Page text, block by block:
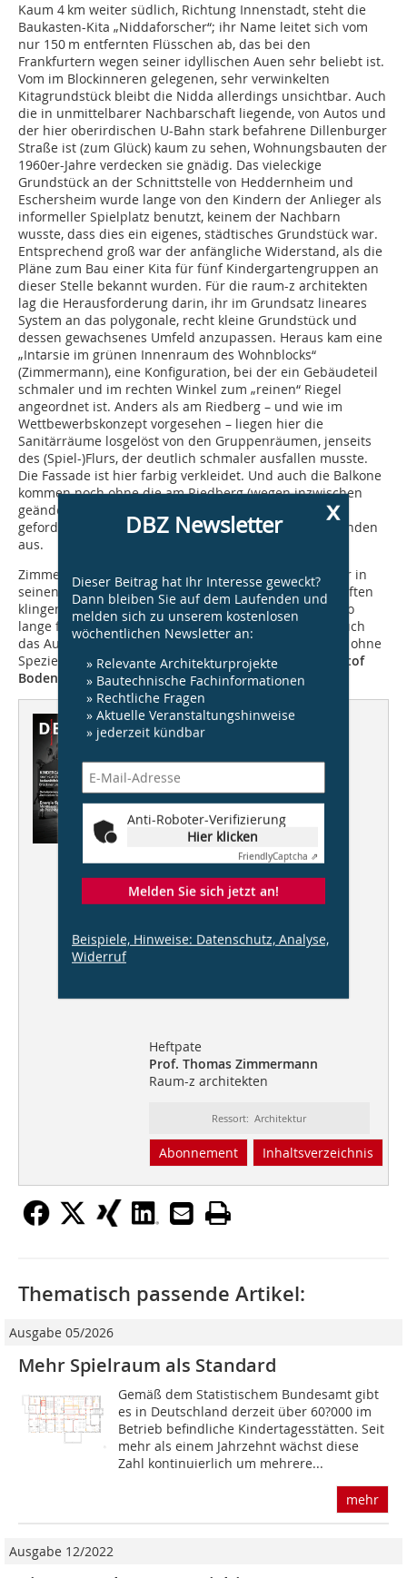
Kaum 4 km weiter südlich, Richtung Innenstadt, steht die
Baukasten-Kita „Niddaforscher“; ihr Name leitet sich vom
nur 150 m entfernten Flüsschen ab, das bei den
Frankfurtern wegen seiner idyllischen Auen sehr beliebt ist.
Vom im Blockinneren gelegenen, sehr verwinkelten
Kitagrundstück bleibt die Nidda allerdings unsichtbar. Auch
die in unmittelbarer Nachbarschaft liegende, von Autos und
der hier oberirdischen U-Bahn stark befahrene Dillenburger
Straße ist (zum Glück) kaum zu sehen, Wohnungsbauten der
1960er-Jahre verdecken sie gnädig. Das vieleckige
Grundstück an der Schnittstelle von Heddernheim und
Eschersheim wurde lange von den Kindern der Anlieger als
informeller Spielplatz benutzt, keinem der Nachbarn
wusste, dass dies ein eigenes, städtisches Grundstück war.
Entsprechend groß war der anfängliche Widerstand, als die
Pläne zum Bau einer Kita für fünf Kindergartengruppen an
dieser Stelle bekannt wurden. Für die raum-z architekten
lag die Herausforderung darin, ihr im Grundsatz lineares
System an das polygonale, recht kleine Grundstück und
dessen gewachsenes Umfeld anzupassen. Heraus kam eine
„Intarsie im grünen Innenraum des Wohnblocks“
(Zimmermann), eine Konfiguration, bei der ein Gebäudeteil
schmaler und im rechten Winkel zum „reinen“ Riegel
angeordnet ist. Anders als am Riedberg – und wie im
Wettbewerbskonzept vorgesehen – liegen hier die
Sanitärräume losgelöst von den Gruppenräumen, jenseits
des (Spiel-)Flurs, der deutlich schmaler ausfallen musste.
Die Fassade ist hier farbig verkleidet. Und auch die Balkone
kommen noch ohne die am Riedberg (wegen inzwischen
geänderter Brandschutzanforderungen) schließlich
geforderten zusätzlichen Fluchttreppen an den Kopfenden
aus.
Zimmermann, der lieber vom Kindergarten als von der in
seinen Ohren nach DIN und Unfallverhütungsvorschriften
klingenden Kindertagesstätte spricht, ist froh, schon so
lange für Kinder planen und bauen zu dürfen. Und auch
das Ausreizen des Baukastens macht ihm Spaß. Denn ohne
Spezielles werden Prinzipien schnell langweilig.
Christof
Bodenbach, Wiesbaden
Dieser Artikel erschien in
DBZ 05/2016
Bauen für Kinder
Kindergärten von
raum-z architekten
Brücker und Brückner
Detailplanung
Heftpate
Prof. Thomas Zimmermann
Raum-z architekten
Ressort: Architektur
Abonnement Inhaltsverzeichnis
x
DBZ Newsletter
Dieser Beitrag hat Ihr Interesse geweckt?
Dann bleiben Sie auf dem Laufenden und
melden sich zu unserem kostenlosen
wöchentlichen Newsletter an:
» Relevante Architekturprojekte
» Bautechnische Fachinformationen
» Rechtliche Fragen
» Aktuelle Veranstaltungshinweise
» jederzeit kündbar
Anti-Roboter-Verifizierung
Hier klicken
FriendlyCaptcha ⇗
Melden Sie sich jetzt an!
Beispiele, Hinweise: Datenschutz, Analyse,
Widerruf
Thematisch passende Artikel:
Ausgabe 05/2026
Mehr Spielraum als Standard
Gemäß dem Statistischem Bundesamt gibt
es in Deutschland derzeit über 60?000 im
Betrieb befindliche Kindertagesstätten. Seit
mehr als einem Jahrzehnt wächst diese
Zahl kontinuierlich um mehrere...
mehr
Ausgabe 12/2022